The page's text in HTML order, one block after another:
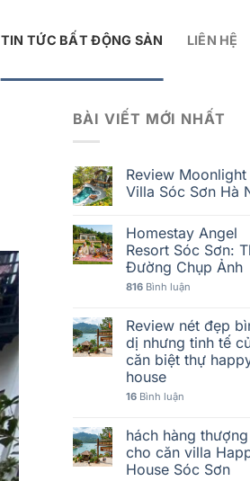
TIN TỨC BẤT ĐỘNG SẢN LIÊN HỆ
BÀI VIẾT MỚI NHẤT
Review Moonlight
Villa Sóc Sơn Hà
Homestay Angel
Resort Sóc Sơn:
Đường Chụp Ảnh
816Bình luận
Review nét đẹp
dị nhưng tinh tế
căn biệt thự
house
16Bình luận
hách hàng
cho căn villa
House Sóc Sơn